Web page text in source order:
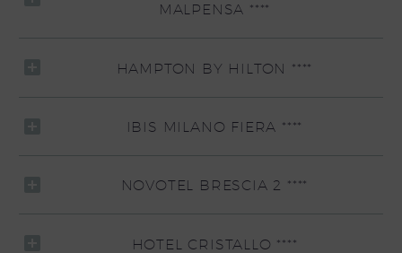
MALPENSA ****
HAMPTON BY HILTON ****
IBIS MILANO FIERA ****
NOVOTEL BRESCIA 2 ****
HOTEL CRISTALLO ****